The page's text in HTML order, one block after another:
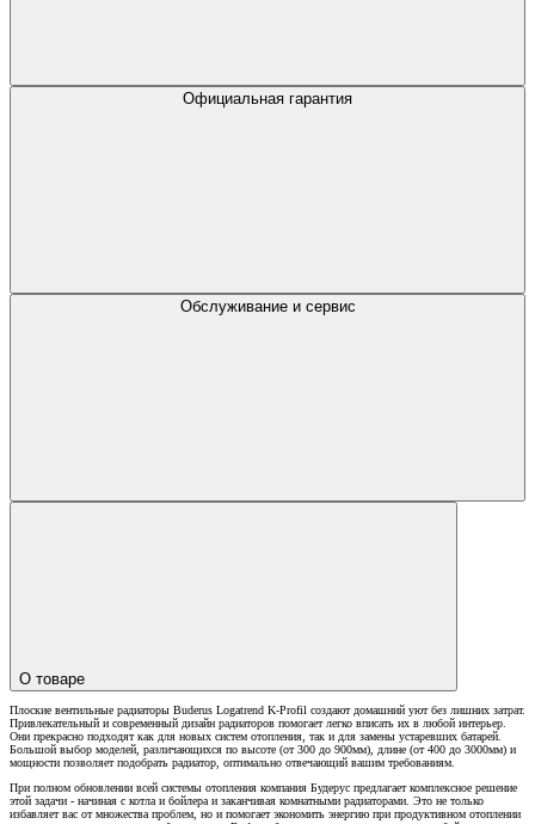
Официальная гарантия
Обслуживание и сервис
О товаре
Плоские вентильные радиаторы Buderus Logatrend K-Profil создают домашний уют без лишних затрат.
Привлекательный и современный дизайн радиаторов помогает легко вписать их в любой интерьер.
Они прекрасно подходят как для новых систем отопления, так и для замены устаревших батарей.
Большой выбор моделей, различающихся по высоте (от 300 до 900мм), длине (от 400 до 3000мм) и
мощности позволяет подобрать радиатор, оптимально отвечающий вашим требованиям.
При полном обновлении всей системы отопления компания Будерус предлагает комплексное решение
этой задачи - начиная с котла и бойлера и заканчивая комнатными радиаторами. Это не только
избавляет вас от множества проблем, но и помогает экономить энергию при продуктивном отоплении